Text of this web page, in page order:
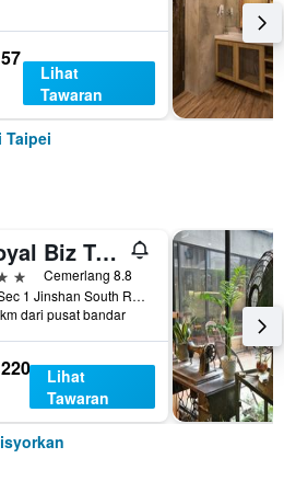
Lihat
Tawaran
Taipei
Royal Biz Taipei
Cemerlang 8.8
71 Sec 1 Jinshan South Road, Taipei, Taiwan
dari pusat bandar
Lihat
Tawaran